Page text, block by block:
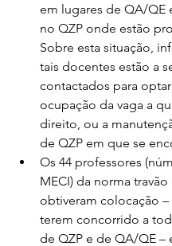
em lugares de QA/QE
no QZP onde estão
Sobre esta situação,
tais docentes estão a
contactados para
ocupação da vaga a
direito, ou a
de QZP em que se
Os 44 professores
MECI) da norma
obtiveram colocação –
terem concorrido a
de QZP e de QA/QE –